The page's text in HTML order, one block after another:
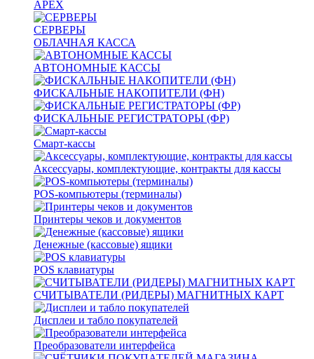
APEX
СЕРВЕРЫ
ОБЛАЧНАЯ КАССА
АВТОНОМНЫЕ КАССЫ
ФИСКАЛЬНЫЕ НАКОПИТЕЛИ (ФН)
ФИСКАЛЬНЫЕ РЕГИСТРАТОРЫ (ФР)
Смарт-кассы
Аксессуары, комплектующие, контракты для кассы
POS-компьютеры (терминалы)
Принтеры чеков и документов
Денежные (кассовые) ящики
POS клавиатуры
СЧИТЫВАТЕЛИ (РИДЕРЫ) МАГНИТНЫХ КАРТ
Дисплеи и табло покупателей
Преобразователи интерфейса